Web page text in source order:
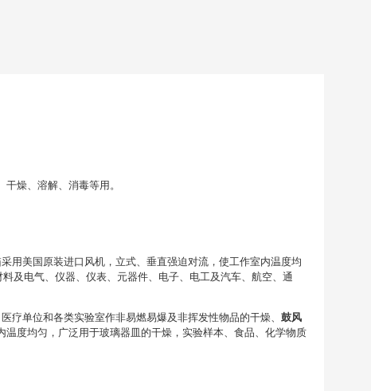
燥、溶解、消毒等用。
用美国原装进口风机，立式、垂直强迫对流，使工作室内温度均
及电气、仪器、仪表、元器件、电子、电工及汽车、航空、通
单位和各类实验室作非易燃易爆及非挥发性物品的干燥、 鼓风
度均匀，广泛用于玻璃器皿的干燥，实验样本、食品、化学物质